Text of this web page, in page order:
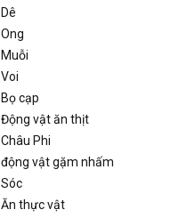
Dê
Ong
Muỗi
Voi
Bọ cạp
Động vật ăn thịt
Châu Phi
động vật gặm nhấm
Sóc
Ăn thực vật